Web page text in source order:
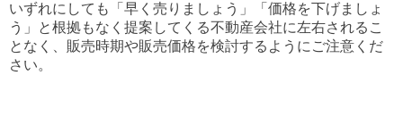
いずれにしても「早く売りましょう」「価格を下げましょ
う」と根拠もなく提案してくる不動産会社に左右されるこ
となく、販売時期や販売価格を検討するようにご注意くだ
さい。